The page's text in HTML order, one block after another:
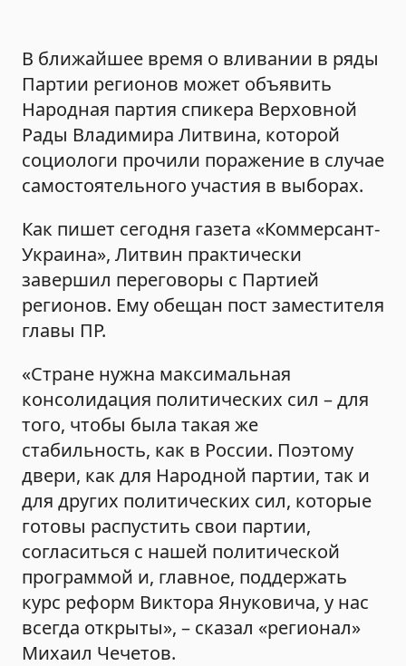
В ближайшее время о вливании в ряды
Партии регионов может объявить
Народная партия спикера Верховной
Рады Владимира Литвина, которой
социологи прочили поражение в случае
самостоятельного участия в выборах.
Как пишет сегодня газета «Коммерсант-
Украина», Литвин практически
завершил переговоры с Партией
регионов. Ему обещан пост заместителя
главы ПР.
«Стране нужна максимальная
консолидация политических сил – для
того, чтобы была такая же
стабильность, как в России. Поэтому
двери, как для Народной партии, так и
для других политических сил, которые
готовы распустить свои партии,
согласиться с нашей политической
программой и, главное, поддержать
курс реформ Виктора Януковича, у нас
всегда открыты», – сказал «регионал»
Михаил Чечетов.